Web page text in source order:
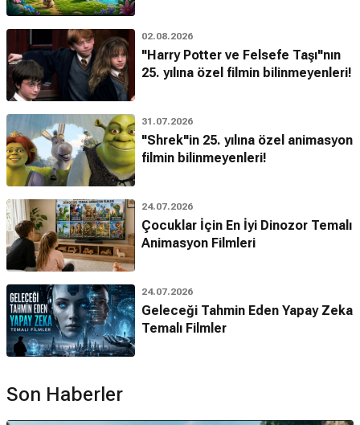
02.08.2026
"Harry Potter ve Felsefe Taşı"nın
25. yılına özel filmin bilinmeyenleri!
31.07.2026
"Shrek"in 25. yılına özel animasyon
filmin bilinmeyenleri!
24.07.2026
Çocuklar İçin En İyi Dinozor Temalı
Animasyon Filmleri
24.07.2026
Geleceği Tahmin Eden Yapay Zeka
Temalı Filmler
Son Haberler